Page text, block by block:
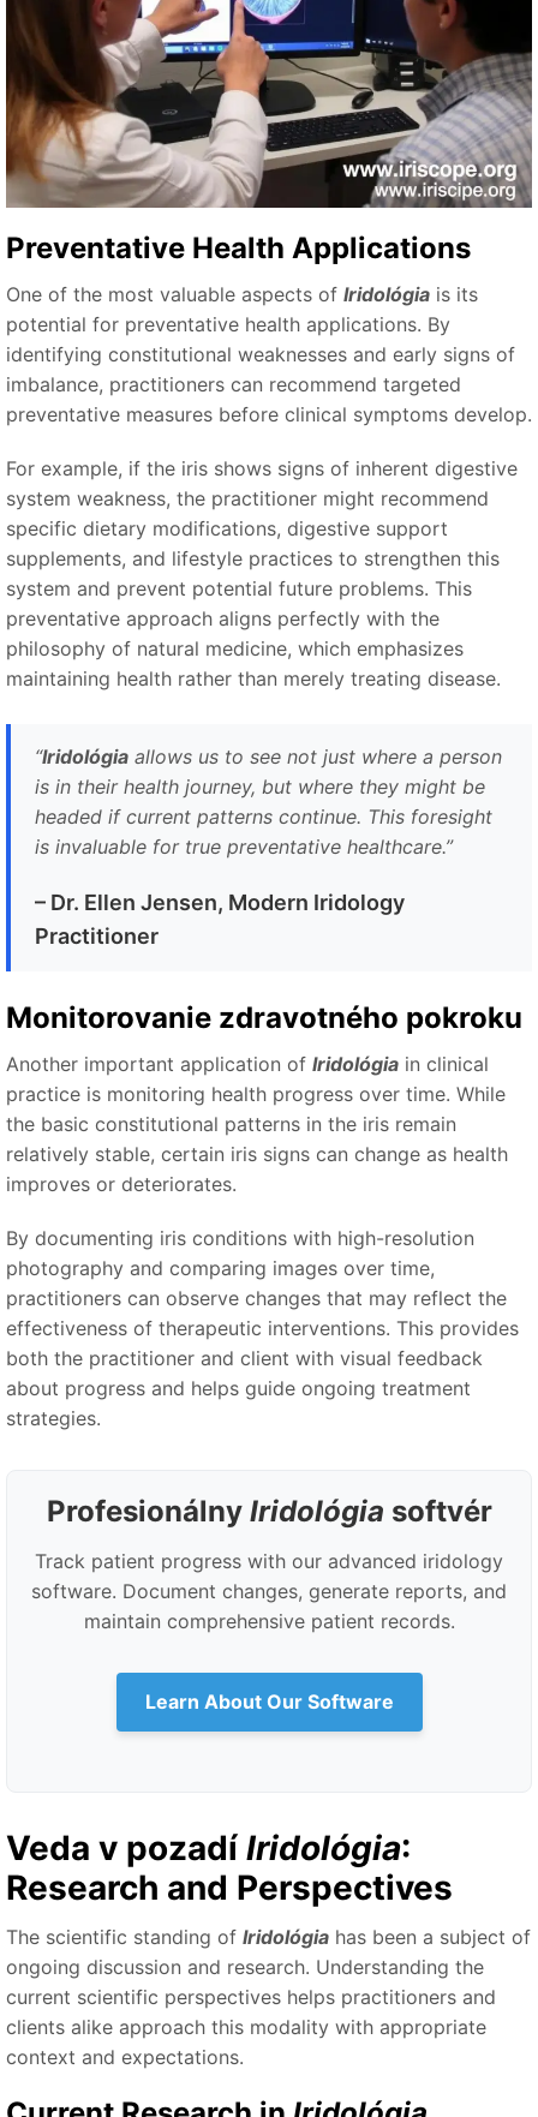
Preventative Health Applications
One of the most valuable aspects of Iridológia is its
potential for preventative health applications. By
identifying constitutional weaknesses and early signs of
imbalance, practitioners can recommend targeted
preventative measures before clinical symptoms develop.
For example, if the iris shows signs of inherent digestive
system weakness, the practitioner might recommend
specific dietary modifications, digestive support
supplements, and lifestyle practices to strengthen this
system and prevent potential future problems. This
preventative approach aligns perfectly with the
philosophy of natural medicine, which emphasizes
maintaining health rather than merely treating disease.
“Iridológia allows us to see not just where a person
is in their health journey, but where they might be
headed if current patterns continue. This foresight
is invaluable for true preventative healthcare.”
– Dr. Ellen Jensen, Modern Iridology
Practitioner
Monitorovanie zdravotného pokroku
Another important application of Iridológia in clinical
practice is monitoring health progress over time. While
the basic constitutional patterns in the iris remain
relatively stable, certain iris signs can change as health
improves or deteriorates.
By documenting iris conditions with high-resolution
photography and comparing images over time,
practitioners can observe changes that may reflect the
effectiveness of therapeutic interventions. This provides
both the practitioner and client with visual feedback
about progress and helps guide ongoing treatment
strategies.
Profesionálny Iridológia softvér
Track patient progress with our advanced iridology
software. Document changes, generate reports, and
maintain comprehensive patient records.
Learn About Our Software
Veda v pozadí Iridológia:
Research and Perspectives
The scientific standing of Iridológia has been a subject of
ongoing discussion and research. Understanding the
current scientific perspectives helps practitioners and
clients alike approach this modality with appropriate
context and expectations.